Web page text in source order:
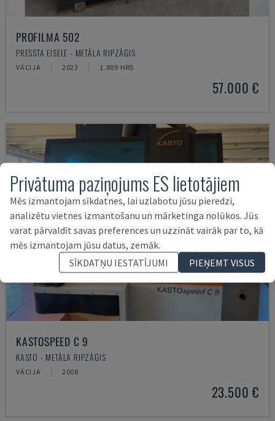
PROFILMA 502
PRESSTA EISELE - METĀLA RIPZĀĢIS
VĀCIJA 2023 1.809 HRS
57.000 €
KASTOSPEED C 9
KASTO - METĀLA RIPZĀĢIS
VĀCIJA 2008
23.500 €
Privātuma paziņojums ES lietotājiem
Mēs izmantojam sīkdatnes, lai uzlabotu jūsu pieredzi,
analizētu vietnes izmantošanu un mārketinga nolūkos. Jūs
varat pārvaldīt savas preferences un uzzināt vairāk par to, kā
mēs izmantojam jūsu datus, zemāk.
SĪKDATŅU IESTATĪJUMI
PIEŅEMT VISUS